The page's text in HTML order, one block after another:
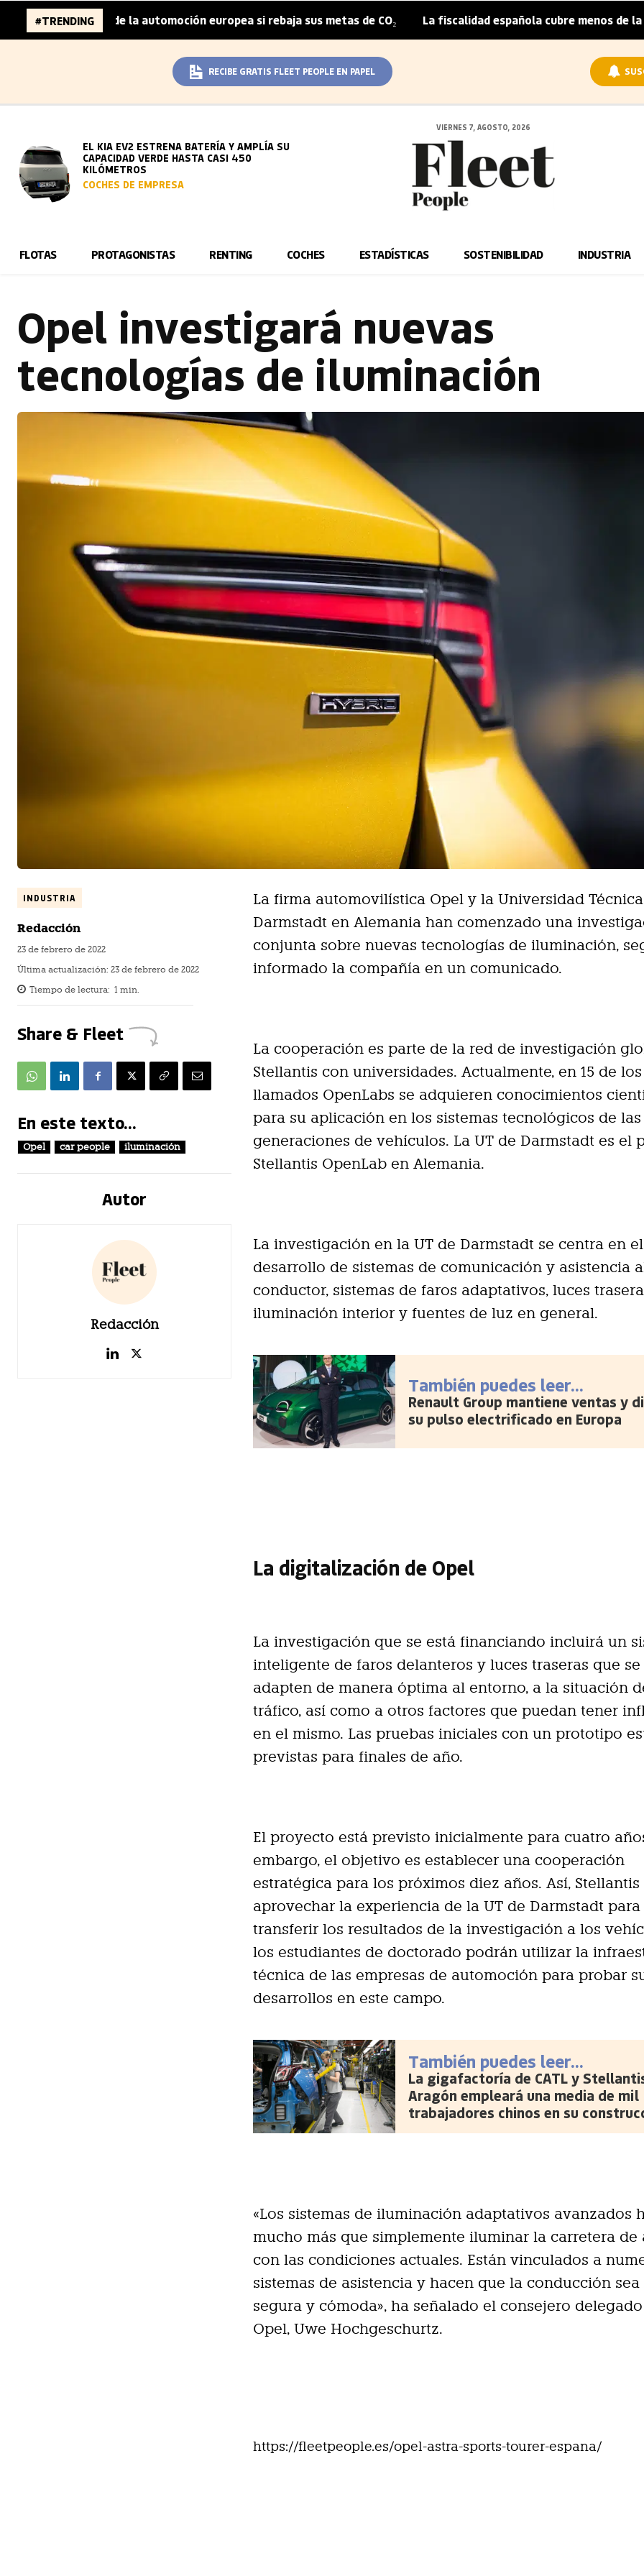
#TRENDING
de la automoción europea si rebaja sus metas de CO₂ | La fiscalidad española cubre menos de la mitad del
RECIBE GRATIS FLEET PEOPLE EN PAPEL
EL KIA EV2 ESTRENA BATERÍA Y AMPLÍA SU
CAPACIDAD VERDE HASTA CASI 450
KILÓMETROS
COCHES DE EMPRESA
VIERNES 7, AGOSTO, 2026
FLOTAS PROTAGONISTAS RENTING COCHES ESTADÍSTICAS SOSTENIBILIDAD INDUSTRIA
Opel investigará nuevas
tecnologías de iluminación
INDUSTRIA
Redacción
23 de febrero de 2022
Última actualización: 23 de febrero de 2022
Tiempo de lectura: 1 min.
Share & Fleet
En este texto...
Opel car people iluminación
Autor
Redacción
La firma automovilística Opel y la Universidad Técnica
Darmstadt en Alemania han comenzado una
conjunta sobre nuevas tecnologías de iluminación,
informado la compañía en un comunicado.
La cooperación es parte de la red de investigación
Stellantis con universidades. Actualmente, en 15 de los
llamados OpenLabs se adquieren conocimientos
para su aplicación en los sistemas tecnológicos de
generaciones de vehículos. La UT de Darmstadt es el
Stellantis OpenLab en Alemania.
La investigación en la UT de Darmstadt se centra en el
desarrollo de sistemas de comunicación y asistencia
conductor, sistemas de faros adaptativos, luces
iluminación interior y fuentes de luz en general.
También puedes leer...
Renault Group mantiene ventas y
su pulso electrificado en Europa
La digitalización de Opel
La investigación que se está financiando incluirá un
inteligente de faros delanteros y luces traseras que se
adapten de manera óptima al entorno, a la situación
tráfico, así como a otros factores que puedan tener
en el mismo. Las pruebas iniciales con un prototipo
previstas para finales de año.
El proyecto está previsto inicialmente para cuatro
embargo, el objetivo es establecer una cooperación
estratégica para los próximos diez años. Así,
aprovechar la experiencia de la UT de Darmstadt para
transferir los resultados de la investigación a los
los estudiantes de doctorado podrán utilizar la
técnica de las empresas de automoción para probar
desarrollos en este campo.
También puedes leer...
La gigafactoría de CATL y
Aragón empleará una media de mil
trabajadores chinos en su
«Los sistemas de iluminación adaptativos avanzados
mucho más que simplemente iluminar la carretera de
con las condiciones actuales. Están vinculados a
sistemas de asistencia y hacen que la conducción sea
segura y cómoda», ha señalado el consejero
Opel, Uwe Hochgeschurtz.
https://fleetpeople.es/opel-astra-sports-tourer-espana/